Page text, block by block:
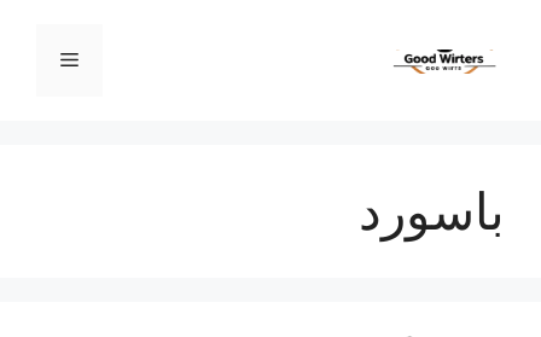
المحتوى
القائمة
باسورد